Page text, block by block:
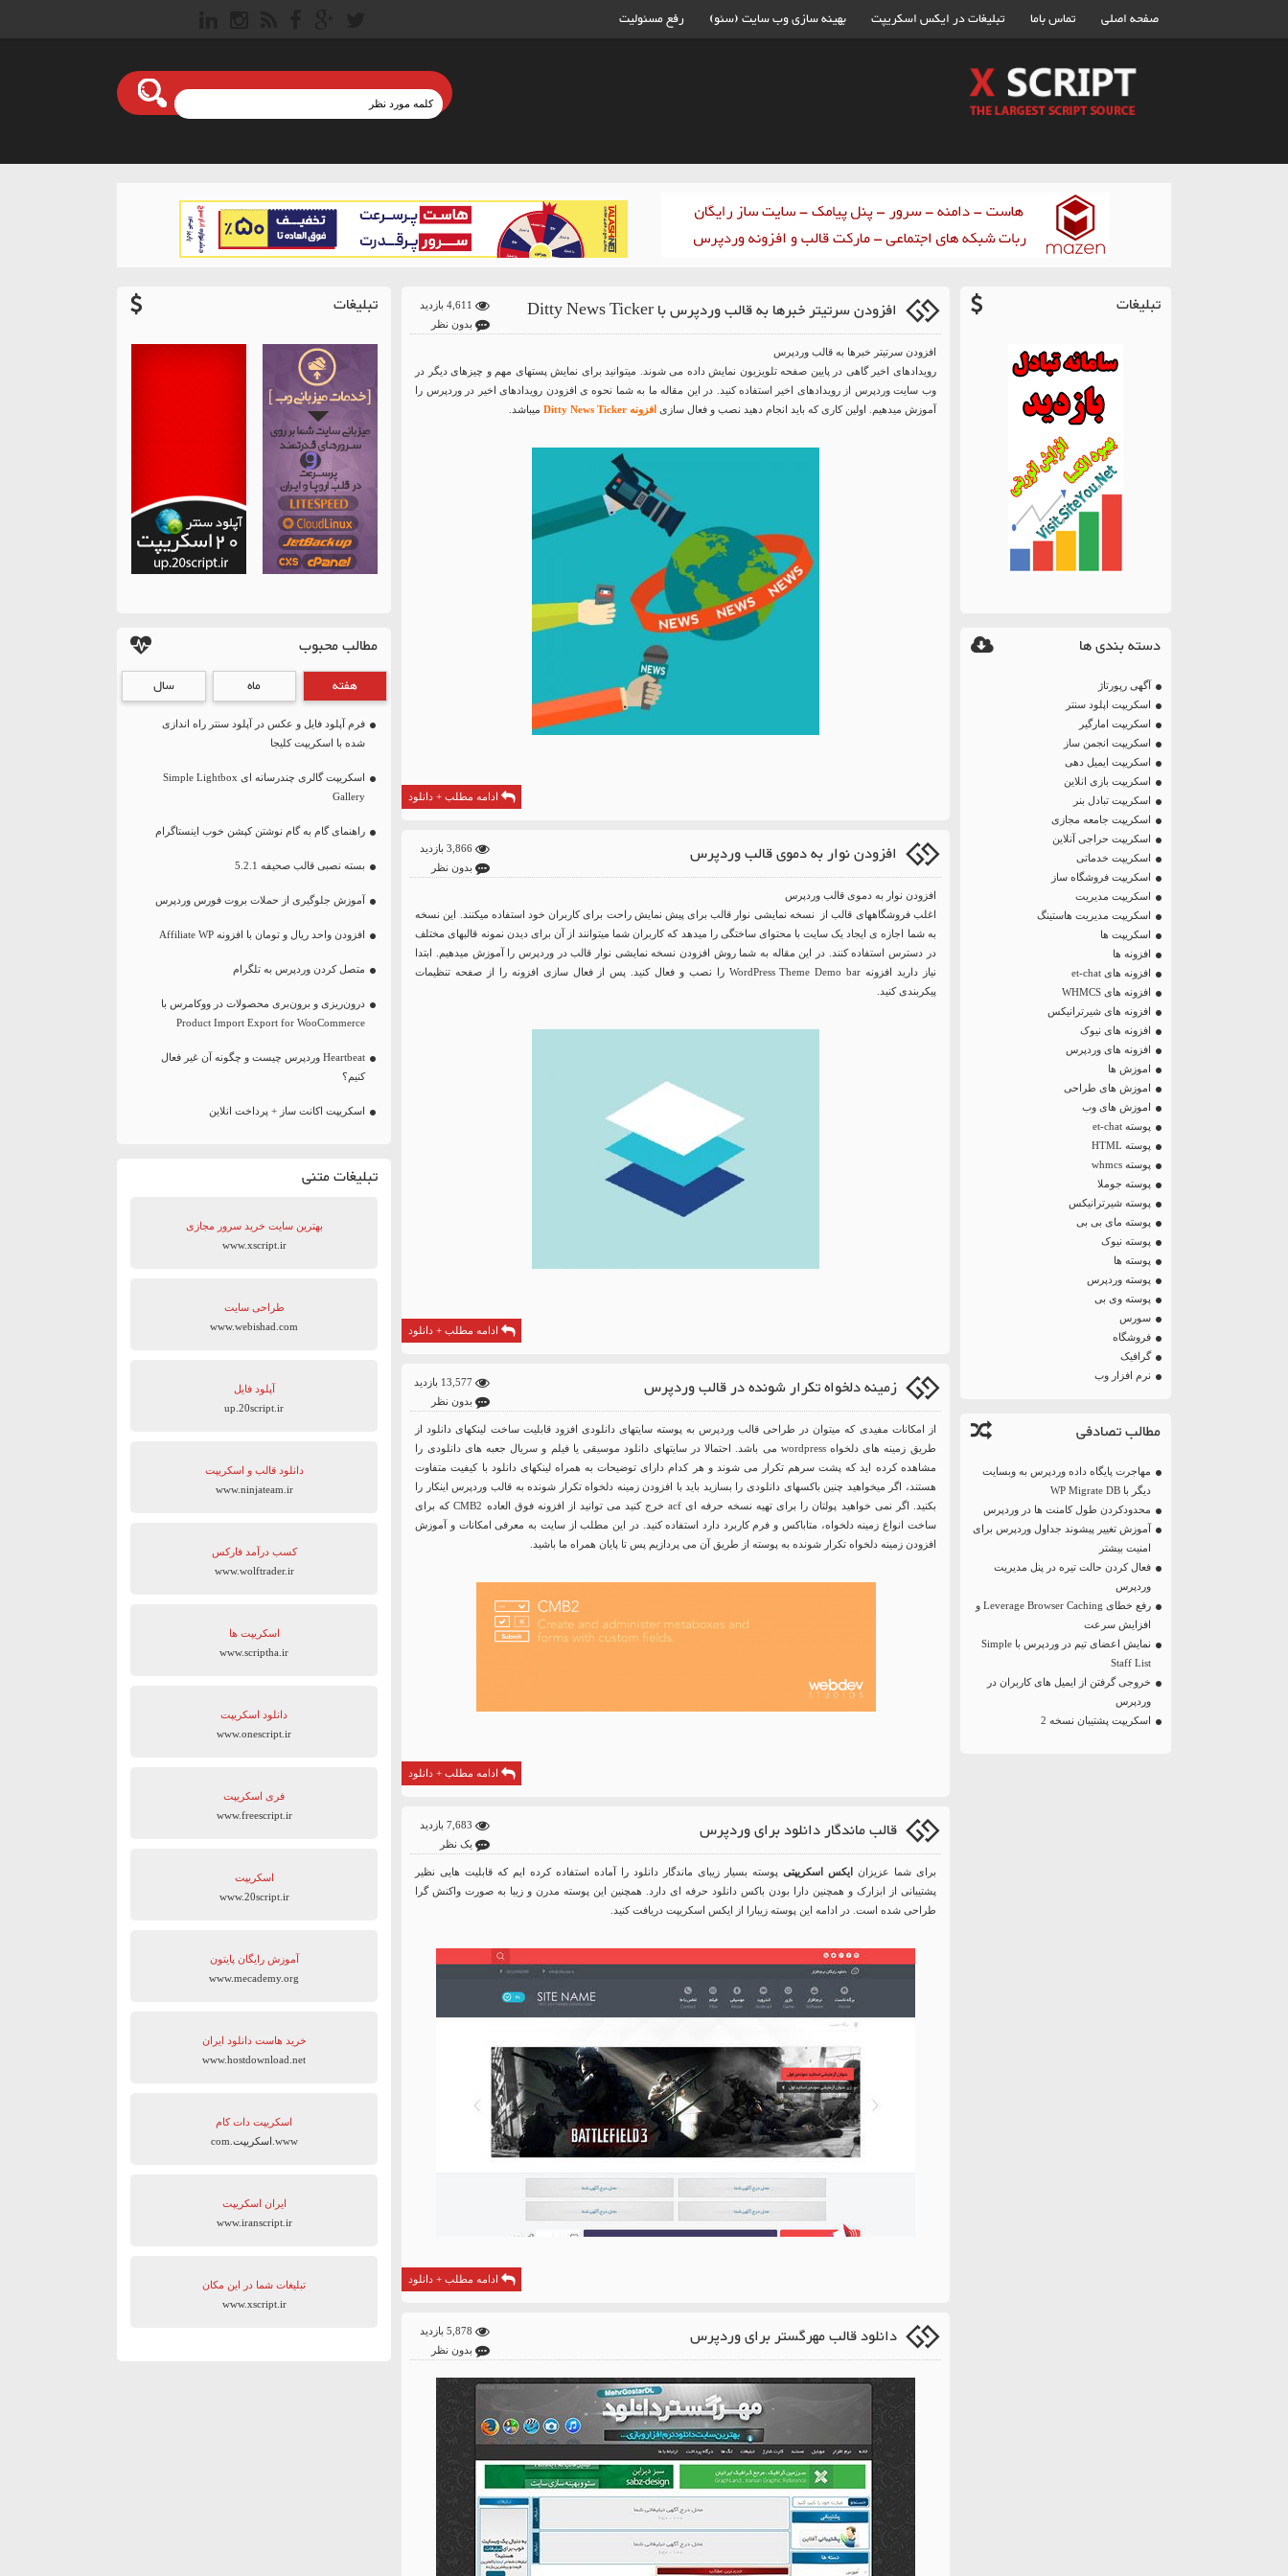
صفحه اصلی تماس باما تبلیغات در ایکس اسکریپت بهینه سازی وب سایت (سئو) رفع مسئولیت
تبلیغات
دسته بندی ها
آگهی رپورتاژ
اسکریپت اپلود سنتر
اسکریپت امارگیر
اسکریپت انجمن ساز
اسکریپت ایمیل دهی
اسکریپت بازی انلاین
اسکریپت تبادل بنر
اسکریپت جامعه مجازی
اسکریپت حراجی آنلاین
اسکریپت خدماتی
اسکریپت فروشگاه ساز
اسکریپت مدیریت
اسکریپت مدیریت هاستینگ
اسکریپت ها
افزونه ها
افزونه های et-chat
افزونه های WHMCS
افزونه های شیرترانیکس
افزونه های نیوک
افزونه های وردپرس
اموزش ها
اموزش های طراحی
اموزش های وب
پوسته et-chat
پوسته HTML
پوسته whmcs
پوسته جوملا
پوسته شیرترانیکس
پوسته مای بی بی
پوسته نیوک
پوسته ها
پوسته وردپرس
پوسته وی بی
سورس
فروشگاه
گرافیک
نرم افزار وب
مطالب تصادفی
مهاجرت پایگاه داده وردپرس به وبسایت
دیگر با WP Migrate DB
محدودکردن طول کامنت ها در وردپرس
آموزش تغییر پیشوند جداول وردپرس برای
امنیت بیشتر
فعال کردن حالت تیره در پنل مدیریت
وردپرس
رفع خطای Leverage Browser Caching و
افزایش سرعت
نمایش اعضای تیم در وردپرس با Simple
Staff List
خروجی گرفتن از ایمیل های کاربران در
وردپرس
اسکریپت پشتیبان نسخه 2
افزودن سرتیتر خبرها به قالب وردپرس با Ditty News Ticker
بدون نظر
افزودن سرتیتر خبرها به قالب وردپرس
رویدادهای اخیر گاهی در پایین صفحه تلویزیون نمایش داده می شوند. میتوانید برای نمایش پستهای مهم و چیزهای دیگر در
وب سایت وردپرس از رویدادهای اخیر استفاده کنید. در این مقاله ما به شما نحوه ی افزودن رویدادهای اخیر در وردپرس را
آموزش میدهیم. اولین کاری که باید انجام دهید نصب و فعال سازیافزونه Ditty News Ticker میباشد.
ادامه مطلب + دانلود
افزودن نوار به دموی قالب وردپرس
3,866 بازدید
بدون نظر
افزودن نوار به دموی قالب وردپرس
اغلب فروشگاههای قالب از نسخه نمایشی نوار قالب برای پیش نمایش راحت برای کاربران خود استفاده میکنند. این نسخه
به شما اجازه ی ایجاد یک سایت با محتوای ساختگی را میدهد که کاربران شما میتوانند از آن برای دیدن نمونه قالبهای مختلف
در دسترس استفاده کنند. در این مقاله به شما روش افزودن نسخه نمایشی نوار قالب در وردپرس را آموزش میدهیم. ابتدا
نیاز دارید افزونه WordPress Theme Demo bar را نصب و فعال کنید. پس از فعال سازی افزونه را از صفحه تنظیمات
پیکربندی کنید.
ادامه مطلب + دانلود
زمینه دلخواه تکرار شونده در قالب وردپرس
13,577 بازدید
بدون نظر
از امکانات مفیدی که میتوان در طراحی قالب وردپرس به پوسته سایتهای دانلودی افزود قابلیت ساخت لینکهای دانلود از
طریق زمینه های دلخواه wordpress می باشد. احتمالا در سایتهای دانلود موسیقی یا فیلم و سریال جعبه های دانلودی را
مشاهده کرده اید که پشت سرهم تکرار می شوند و هر کدام دارای توضیحات به همراه لینکهای دانلود با کیفیت متفاوت
هستند، اگر میخواهید چنین باکسهای دانلودی را بسازید باید با افزودن زمینه دلخواه تکرار شونده به قالب وردپرس اینکار را
بکنید. اگر نمی خواهید پولتان را برای تهیه نسخه حرفه ای acf خرج کنید می توانید از افزونه فوق العاده CMB2 که برای
ساخت انواع زمینه دلخواه، متاباکس و فرم کاربرد دارد استفاده کنید. در این مطلب از سایت به معرفی امکانات و آموزش
افزودن زمینه دلخواه تکرار شونده به پوسته از طریق آن می پردازیم پس تا پایان همراه ما باشید.
ادامه مطلب + دانلود
قالب ماندگار دانلود برای وردپرس
یک نظر
برای شما عزیزان ایکس اسکریپتی پوسته بسیار زیبای ماندگار دانلود را آماده استفاده کرده ایم که قابلیت هایی نظیر
پشتیبانی از ابزارک و همچنین دارا بودن باکس دانلود حرفه ای دارد. همچنین این پوسته مدرن و زیبا به صورت واکنش گرا
طراحی شده است. در ادامه این پوسته زیبارا از ایکس اسکریپت دریافت کنید.
ادامه مطلب + دانلود
دانلود قالب مهرگستر برای وردپرس
بدون نظر
تبلیغات
مطالب محبوب
هفته ماه سال
فرم آپلود فایل و عکس در آپلود سنتر راه اندازی
شده با اسکریپت کلیجا
اسکریپت گالری چندرسانه ای Simple Lightbox
Gallery
راهنمای گام به گام نوشتن کپشن خوب اینستاگرام
بسته نصبی قالب صحیفه 5.2.1
آموزش جلوگیری از حملات بروت فورس وردپرس
افزودن واحد ریال و تومان با افزونه Affiliate WP
متصل کردن وردپرس به تلگرام
درون‌ریزی و برون‌بری محصولات در ووکامرس با
Product Import Export for WooCommerce
Heartbeat وردپرس چیست و چگونه آن غیر فعال
کنیم؟
اسکریپت اکانت ساز + پرداخت انلاین
تبلیغات متنی
بهترین سایت‌ خرید سرور مجازی
www.xscript.ir
طراحی سایت
www.webishad.com
آپلود فایل
up.20script.ir
دانلود قالب و اسکریپت
www.ninjateam.ir
کسب درآمد فارکس
www.wolftrader.ir
اسکریپت ها
www.scriptha.ir
دانلود اسکریپت
www.onescript.ir
فری اسکریپت
www.freescript.ir
اسکریپت
www.20script.ir
آموزش رایگان پایتون
www.mecademy.org
خرید هاست دانلود ایران
www.hostdownload.net
اسکریپت دات کام
www.اسکریپت.com
ایران اسکریپت
www.iranscript.ir
تبلیغات شما در این مکان
www.xscript.ir